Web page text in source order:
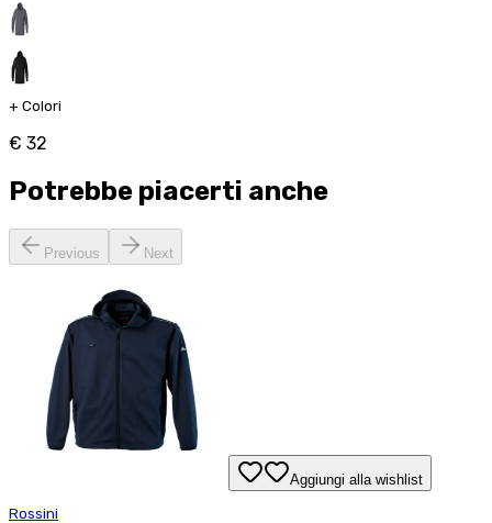
+ Colori
€ 32
Potrebbe piacerti anche
Previous Next
Aggiungi alla wishlist
Rossini